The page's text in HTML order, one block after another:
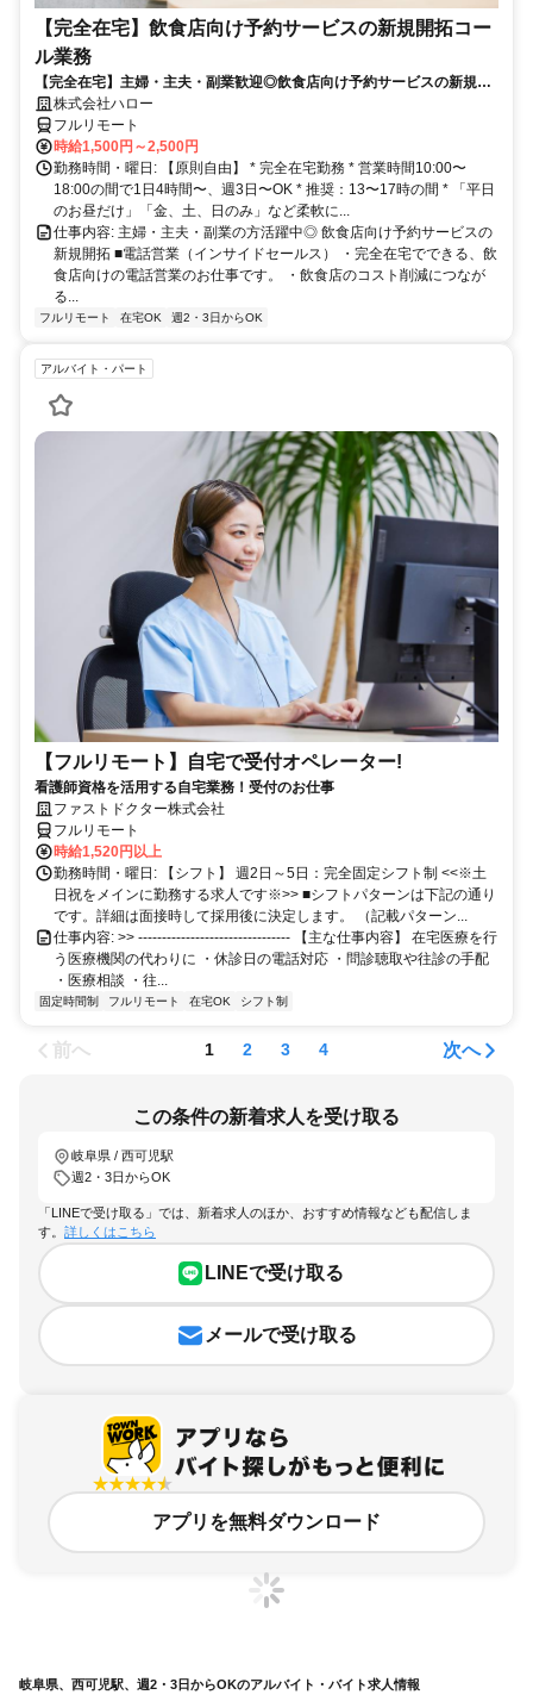
【完全在宅】飲食店向け予約サービスの新規開拓コー
ル業務
【完全在宅】主婦・主夫・副業歓迎◎飲食店向け予約サービスの新規開
拓 株式会社ハロー
フルリモート
時給1,500円～2,500円
勤務時間・曜日: 【原則自由】 * 完全在宅勤務 * 営業時間10:00〜
18:00の間で1日4時間〜、週3日〜OK * 推奨：13〜17時の間 * 「平日
のお昼だけ」「金、土、日のみ」など柔軟に...
仕事内容: 主婦・主夫・副業の方活躍中◎ 飲食店向け予約サービスの
新規開拓 ■電話営業（インサイドセールス） ・完全在宅でできる、飲
食店向けの電話営業のお仕事です。 ・飲食店のコスト削減につなが
る...
フルリモート 在宅OK 週2・3日からOK
アルバイト・パート
【フルリモート】自宅で受付オペレーター!
看護師資格を活用する自宅業務！受付のお仕事
ファストドクター株式会社
フルリモート
時給1,520円以上
勤務時間・曜日: 【シフト】 週2日～5日：完全固定シフト制 <<※土
日祝をメインに勤務する求人です※>> ■シフトパターンは下記の通り
です。詳細は面接時して採用後に決定します。 （記載パターン...
仕事内容: >> -------------------------------- 【主な仕事内容】 在宅医療を行
う医療機関の代わりに ・休診日の電話対応 ・問診聴取や往診の手配
・医療相談 ・往...
固定時間制 フルリモート 在宅OK シフト制
前へ 1 2 3 4 次へ
この条件の新着求人を受け取る
岐阜県 / 西可児駅
週2・3日からOK
「LINEで受け取る」では、新着求人のほか、おすすめ情報なども配信しま
す。 詳しくはこちら
LINEで受け取る
メールで受け取る
アプリを無料ダウンロード
岐阜県、西可児駅、週2・3日からOKのアルバイト・バイト求人情報